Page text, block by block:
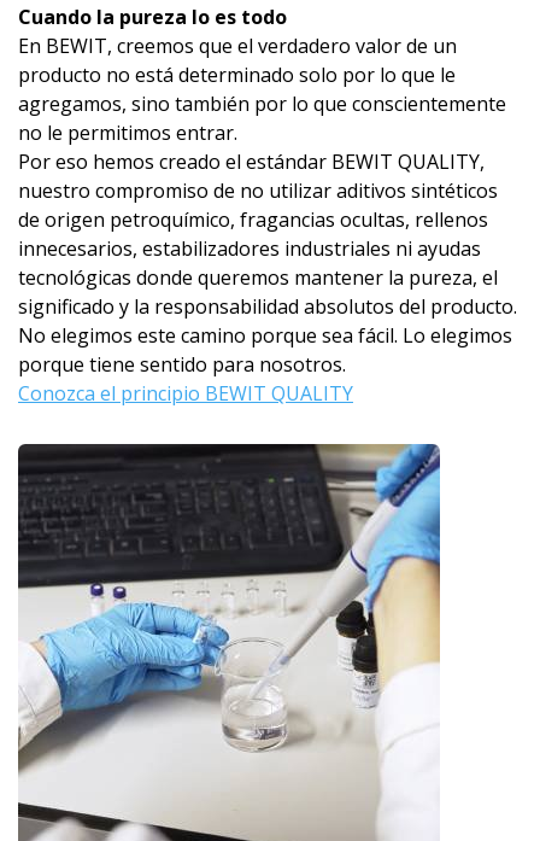
Cuando la pureza lo es todo
En BEWIT, creemos que el verdadero valor de un
producto no está determinado solo por lo que le
agregamos, sino también por lo que conscientemente
no le permitimos entrar.
Por eso hemos creado el estándar BEWIT QUALITY,
nuestro compromiso de no utilizar aditivos sintéticos
de origen petroquímico, fragancias ocultas, rellenos
innecesarios, estabilizadores industriales ni ayudas
tecnológicas donde queremos mantener la pureza, el
significado y la responsabilidad absolutos del producto.
No elegimos este camino porque sea fácil. Lo elegimos
porque tiene sentido para nosotros.
Conozca el principio BEWIT QUALITY